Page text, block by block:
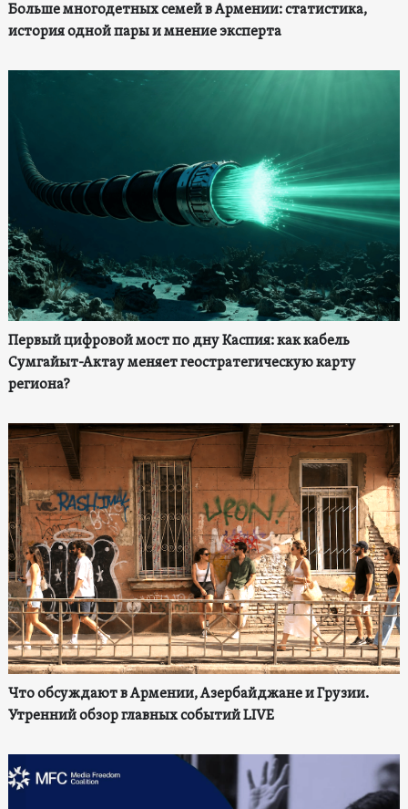
Больше многодетных семей в Армении: статистика,
история одной пары и мнение эксперта
Первый цифровой мост по дну Каспия: как кабель
Сумгайыт-Актау меняет геостратегическую карту
региона?
Что обсуждают в Армении, Азербайджане и Грузии.
Утренний обзор главных событий LIVE